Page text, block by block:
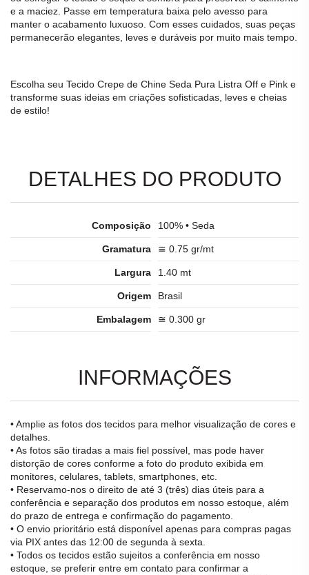
e a maciez. Passe em temperatura baixa pelo avesso para
manter o acabamento luxuoso. Com esses cuidados, suas peças
permanecerão elegantes, leves e duráveis por muito mais tempo.
Escolha seu Tecido Crepe de Chine Seda Pura Listra Off e Pink e
transforme suas ideias em criações sofisticadas, leves e cheias
de estilo!
DETALHES DO PRODUTO
Composição 100% • Seda
Gramatura ≅ 0.75 gr/mt
Largura 1.40 mt
Origem Brasil
Embalagem ≅ 0.300 gr
INFORMAÇÕES
• Amplie as fotos dos tecidos para melhor visualização de cores e
detalhes.
• As fotos são tiradas a mais fiel possível, mas pode haver
distorção de cores conforme a foto do produto exibida em
monitores, celulares, tablets, smartphones, etc.
• Reservamo-nos o direito de até 3 (três) dias úteis para a
conferência e separação dos produtos em nosso estoque, além
do prazo de entrega e confirmação do pagamento.
• O envio prioritário está disponível apenas para compras pagas
via PIX antes das 12:00 de segunda à sexta.
• Todos os tecidos estão sujeitos a conferência em nosso
estoque, se preferir entre em contato para confirmar a